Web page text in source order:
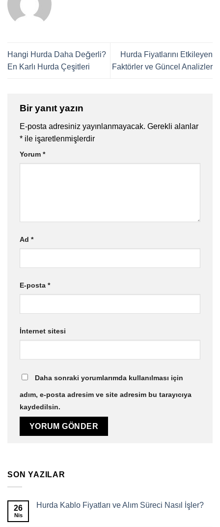
Hangi Hurda Daha Değerli?
En Karlı Hurda Çeşitleri
Hurda Fiyatlarını Etkileyen
Faktörler ve Güncel Analizler
Bir yanıt yazın
E-posta adresiniz yayınlanmayacak. Gerekli alanlar
* ile işaretlenmişlerdir
Yorum *
Ad *
E-posta *
İnternet sitesi
Daha sonraki yorumlarımda kullanılması için
adım, e-posta adresim ve site adresim bu tarayıcıya
kaydedilsin.
SON YAZILAR
26
Nis
Hurda Kablo Fiyatları ve Alım Süreci Nasıl İşler?